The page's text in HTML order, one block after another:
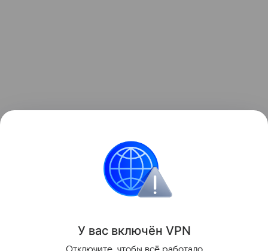
Фотосессии беременных, которые
Поделиться
У вас включён VPN